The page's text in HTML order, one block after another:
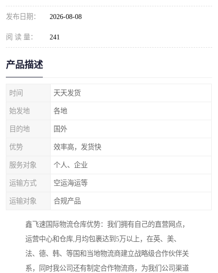
发布日期： 2026-08-08
阅 读 量： 241
产品描述
时间 天天发货
始发地 各地
目的地 国外
优势 效率高，发货快
服务对象 个人、企业
运输方式 空运海运等
运输对象 合规产品
鑫飞速国际物流仓库优势：我们拥有自己的直营网点，
运营中心和仓库,月均包裹达到5万以上，在英、美、
法、德、韩、等国和当地物流商建立战略级合作伙伴关
系，同时我公司还有制定合作物流商，为我们公司渠道